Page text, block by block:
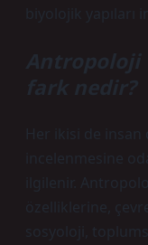
biyolojik yapıları
Antropoloji
fark nedir?
Her ikisi de insan
incelenmesine
ilgilenir.
özelliklerine,
sosyoloji,